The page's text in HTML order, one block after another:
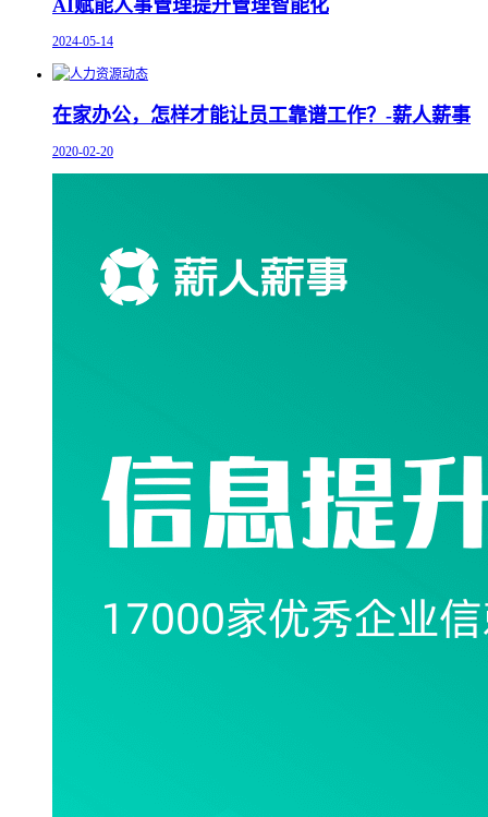
AI赋能人事管理提升管理智能化
2024-05-14
在家办公，怎样才能让员工靠谱工作？-薪人薪事
2020-02-20